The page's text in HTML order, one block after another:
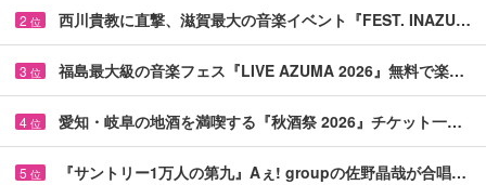
2 位 西川貴教に直撃、滋賀最大の音楽イベント『FEST. INAZU…
3 位 福島最大級の音楽フェス『LIVE AZUMA 2026』無料で楽…
4 位 愛知・岐阜の地酒を満喫する『秋酒祭 2026』チケット一…
5 位 『サントリー1万人の第九』Aぇ! groupの佐野晶哉が合唱…